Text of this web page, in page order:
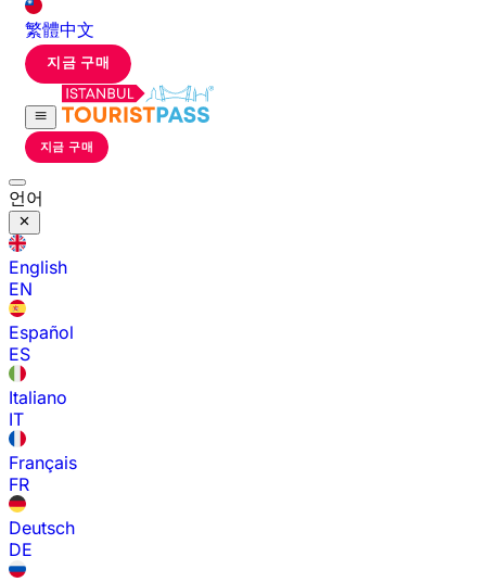
繁體中文
지금 구매
지금 구매
언어
English
EN
Español
ES
Italiano
IT
Français
FR
Deutsch
DE